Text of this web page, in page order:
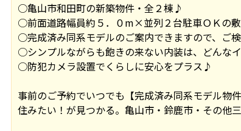
○亀山市和田町の新築物件・全２棟♪
○前面道路幅員約５．０m×並列２台駐車ＯＫの
○完成済み同系モデルのご案内できますので、ご
○シンプルながらも飽きの来ない内装は、どんな
○防犯カメラ設置でくらしに安心をプラス♪
事前のご予約でいつでも【完成済み同系モデル物
住みたい！が見つかる。亀山市・鈴鹿市・その他